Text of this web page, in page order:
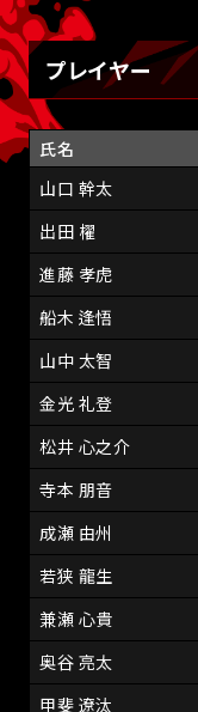
プレイヤー
氏名
山口 幹太
出田 櫂
進藤 孝虎
船木 逢悟
山中 太智
金光 礼登
松井 心之介
寺本 朋音
成瀬 由州
若狭 龍生
兼瀬 心貴
奥谷 亮太
甲斐 遼汰